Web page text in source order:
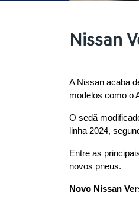
Nissan
A Nissan acaba
modelos como o
O sedã
linha 2024,
Entre as
novos pneus.
Novo Nissan